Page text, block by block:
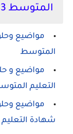
المتوسط 2023 bem:
مواضيع
المتوسط
مواضيع و
التعليم
مواضيع
شهادة